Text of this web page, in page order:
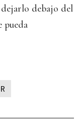
debajo del
pueda